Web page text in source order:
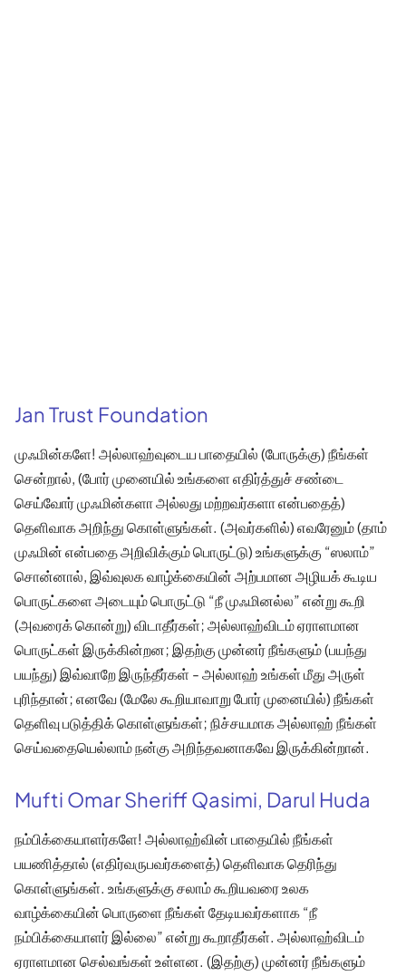
Jan Trust Foundation
முஃமின்களே! அல்லாஹ்வுடைய பாதையில் (போருக்கு) நீங்கள்
சென்றால், (போர் முனையில் உங்களை எதிர்த்துச் சண்டை
செய்வோர் முஃமின்களா அல்லது மற்றவர்களா என்பதைத்)
தெளிவாக அறிந்து கொள்ளுங்கள். (அவர்களில்) எவரேனும் (தாம்
முஃமின் என்பதை அறிவிக்கும் பொருட்டு) உங்களுக்கு “ஸலாம்”
சொன்னால், இவ்வுலக வாழ்க்கையின் அற்பமான அழியக் கூடிய
பொருட்களை அடையும் பொருட்டு “நீ முஃமினல்ல” என்று கூறி
(அவரைக் கொன்று) விடாதீர்கள்; அல்லாஹ்விடம் ஏராளமான
பொருட்கள் இருக்கின்றன; இதற்கு முன்னர் நீங்களும் (பயந்து
பயந்து) இவ்வாறே இருந்தீர்கள் - அல்லாஹ் உங்கள் மீது அருள்
புரிந்தான்; எனவே (மேலே கூறியாவாறு போர் முனையில்) நீங்கள்
தெளிவு படுத்திக் கொள்ளுங்கள்; நிச்சயமாக அல்லாஹ் நீங்கள்
செய்வதையெல்லாம் நன்கு அறிந்தவனாகவே இருக்கின்றான்.
Mufti Omar Sheriff Qasimi, Darul Huda
நம்பிக்கையாளர்களே! அல்லாஹ்வின் பாதையில் நீங்கள்
பயணித்தால் (எதிர்வருபவர்களைத்) தெளிவாக தெரிந்து
கொள்ளுங்கள். உங்களுக்கு சலாம் கூறியவரை உலக
வாழ்க்கையின் பொருளை நீங்கள் தேடியவர்களாக “நீ
நம்பிக்கையாளர் இல்லை” என்று கூறாதீர்கள். அல்லாஹ்விடம்
ஏராளமான செல்வங்கள் உள்ளன. (இதற்கு) முன்னர் நீங்களும்